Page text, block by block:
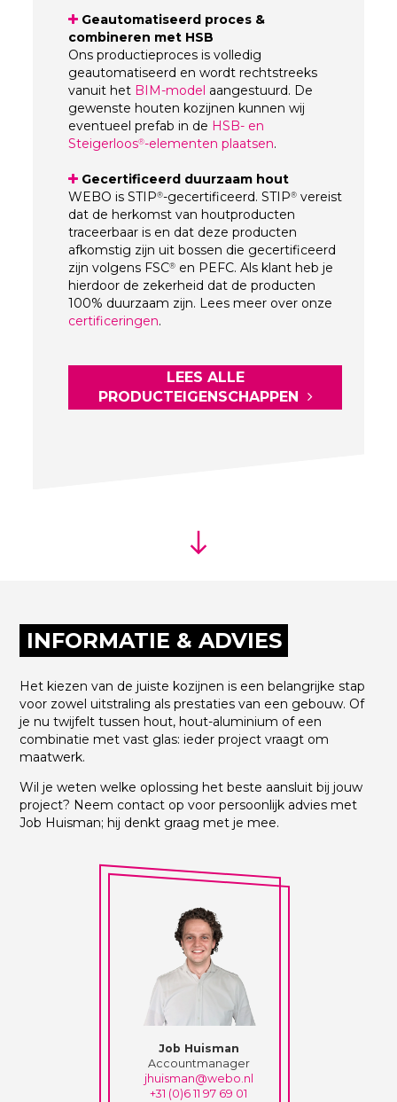
Geautomatiseerd proces &
combineren met HSB
Ons productieproces is volledig
geautomatiseerd en wordt rechtstreeks
vanuit het BIM-model aangestuurd. De
gewenste houten kozijnen kunnen wij
eventueel prefab in de HSB- en
Steigerloos®-elementen plaatsen.
Gecertificeerd duurzaam hout
WEBO is STIP®-gecertificeerd. STIP® vereist
dat de herkomst van houtproducten
traceerbaar is en dat deze producten
afkomstig zijn uit bossen die gecertificeerd
zijn volgens FSC® en PEFC. Als klant heb je
hierdoor de zekerheid dat de producten
100% duurzaam zijn. Lees meer over onze
certificeringen.
LEES ALLE
PRODUCTEIGENSCHAPPEN
INFORMATIE & ADVIES
Het kiezen van de juiste kozijnen is een belangrijke stap
voor zowel uitstraling als prestaties van een gebouw. Of
je nu twijfelt tussen hout, hout-aluminium of een
combinatie met vast glas: ieder project vraagt om
maatwerk.
Wil je weten welke oplossing het beste aansluit bij jouw
project? Neem contact op voor persoonlijk advies met
Job Huisman; hij denkt graag met je mee.
Job Huisman
Accountmanager
jhuisman@webo.nl
+31 (0)6 11 97 69 01